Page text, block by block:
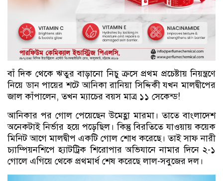
বাঁ দিক থেকে ঋতুর বাড়ানো নিচু ক্রসে প্রথম প্রচেষ্টায় নিয়ন্ত্রণে
নিয়ে ডান পায়ের শটে আনিকা রানিয়া সিদ্দিকী যখন মালদ্বীপের
জাল কাঁপালেন, তখন ম্যাচের বয়স মাত্র ১১ সেকেন্ড!
আনিকার পর গোল পেয়েছেন উমেহ্লা মারমা। তাতে বাংলাদেশ
অনেকটাই নির্ভার হয়ে পড়েছিল। কিন্তু বিরতিতে যাওয়ায় কয়েক
মিনিট আগে মালদ্বীপ একটি গোল শোধ করেছে। তাই সাফ নারী
চ্যাম্পিয়নশিপে হ্যাটট্রিক শিরোপার অভিযানে নামার দিনে ২-১
গোলে এগিয়ে থেকে প্রথমার্ধ শেষ করেছে লাল-সবুজের দল।